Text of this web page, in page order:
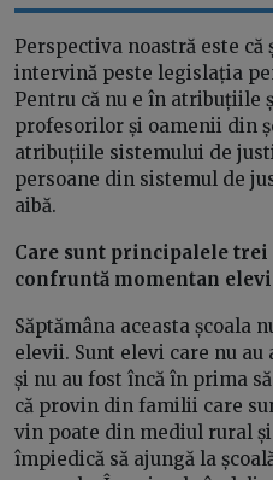
Perspectiva noastră este că
intervină peste legislația
Pentru că nu e în atribuțiile
profesorilor și oamenii din
atribuțiile sistemului de
persoane din sistemul de
aibă.
Care sunt principalele trei
confruntă momentan
Săptămâna aceasta școala
elevii. Sunt elevi care nu au
și nu au fost încă în prima
că provin din familii care
vin poate din mediul rural
împiedică să ajungă la